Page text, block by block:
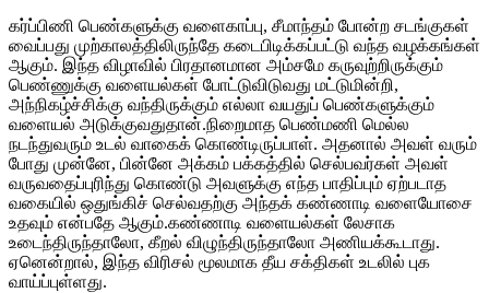
கர்ப்பிணி பெண்களுக்கு வளைகாப்பு, சீமாந்தம் போன்ற சடங்குகள்
வைப்பது முற்காலத்திலிருந்தே கடைபிடிக்கப்பட்டு வந்த வழக்கங்கள்
ஆகும். இந்த விழாவில் பிரதானமான அம்சமே கருவுற்றிருக்கும்
பெண்ணுக்கு வளையல்கள் போட்டுவிடுவது மட்டுமின்றி,
அந்நிகழ்ச்சிக்கு வந்திருக்கும் எல்லா வயதுப் பெண்களுக்கும்
வளையல் அடுக்குவதுதான்.நிறைமாத பெண்மணி மெல்ல
நடந்துவரும் உடல் வாகைக் கொண்டிருப்பாள். அதனால் அவள் வரும்
போது முன்னே, பின்னே அக்கம் பக்கத்தில் செல்பவர்கள் அவள்
வருவதைப்புரிந்து கொண்டு அவளுக்கு எந்த பாதிப்பும் ஏற்படாத
வகையில் ஒதுங்கிச் செல்வதற்கு அந்தக் கண்ணாடி வளையோசை
உதவும் என்பதே ஆகும்.கண்ணாடி வளையல்கள் லேசாக
உடைந்திருந்தாலோ, கீறல் விழுந்திருந்தாலோ அணியக்கூடாது.
ஏனென்றால், இந்த விரிசல் மூலமாக தீய சக்திகள் உடலில் புக
வாய்ப்புள்ளது.